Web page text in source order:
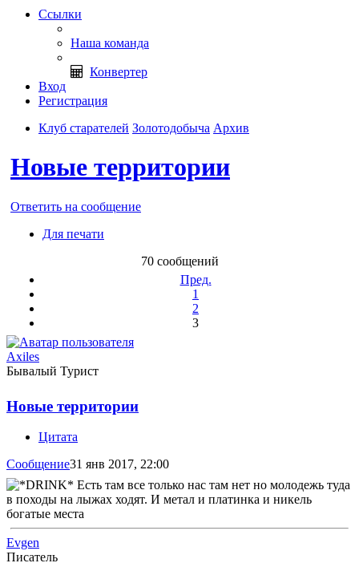
Ссылки
Наша команда
Конвертер
Вход
Регистрация
Клуб старателей Золотодобыча Архив
Новые территории
Ответить на сообщение
Для печати
70 сообщений
Пред.
1
2
3
Axiles
Бывалый Турист
Новые территории
Цитата
Сообщение31 янв 2017, 22:00
Есть там все только нас там нет но молодежь туда
в походы на лыжах ходят. И метал и платинка и никель
богатые места
Evgen
Писатель